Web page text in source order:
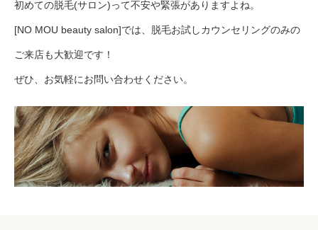
初めての脱毛(サロン)って不安や緊張がありますよね。
[NO MOU beauty salon]では、脱毛お試しカウンセリングのみの
ご来店も大歓迎です！
ぜひ、お気軽にお問い合わせください。